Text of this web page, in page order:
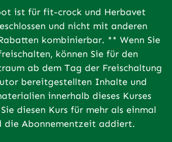
ist für fit-crock und Herbavet
und nicht mit anderen
kombinierbar. ** Wenn Sie
können Sie für den
ab dem Tag der Freischaltung
bereitgestellten Inhalte und
innerhalb dieses Kurses
diesen Kurs für mehr als einmal
die Abonnementzeit addiert.